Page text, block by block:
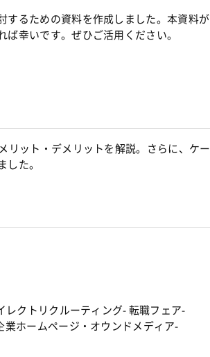
するための資料を作成しました。本資料が
幸いです。ぜひご活用ください。
リット・デメリットを解説。さらに、ケー
た。
レクトリクルーティング- 転職フェア-
業ホームページ・オウンドメディア-